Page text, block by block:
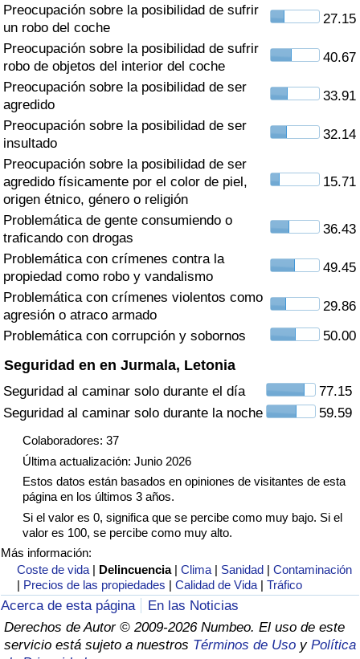
Preocupación sobre la posibilidad de sufrir
un robo del coche
27.15
Preocupación sobre la posibilidad de sufrir
robo de objetos del interior del coche
40.67
Preocupación sobre la posibilidad de ser
agredido
33.91
Preocupación sobre la posibilidad de ser
insultado
32.14
Preocupación sobre la posibilidad de ser
agredido físicamente por el color de piel,
origen étnico, género o religión
15.71
Problemática de gente consumiendo o
traficando con drogas
36.43
Problemática con crímenes contra la
propiedad como robo y vandalismo
49.45
Problemática con crímenes violentos como
agresión o atraco armado
29.86
Problemática con corrupción y sobornos
50.00
Seguridad en en Jurmala, Letonia
Seguridad al caminar solo durante el día
77.15
Seguridad al caminar solo durante la noche
59.59
Colaboradores: 37
Última actualización: Junio 2026
Estos datos están basados en opiniones de visitantes de esta
página en los últimos 3 años.
Si el valor es 0, significa que se percibe como muy bajo. Si el
valor es 100, se percibe como muy alto.
Más información:
Coste de vida | Delincuencia |Clima | Sanidad |Contaminación
| Precios de las propiedades |Calidad de Vida |Tráfico
Acerca de esta página
En las Noticias
Derechos de Autor © 2009-2026 Numbeo. El uso de este
servicio está sujeto a nuestros Términos de Uso y Política
Índice de Sanidad (Actual)
Índice de Sanidad
Índice de Sanidad por País
Contaminación
Índice de Contaminación (Actual)
Índice de contaminación
Índice de Contaminación por País
Tráfico
Índice de Tráfico
Índice de Tráfico (Actual)
Índice de Tráfico por País